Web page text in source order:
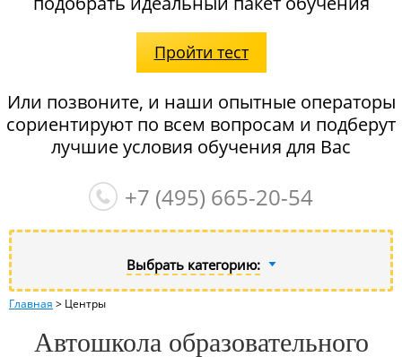
Пройти тест
Или позвоните, и наши опытные операторы
сориентируют по всем вопросам и подберут
лучшие условия обучения для Вас
+7 (495) 665-20-54
Выбрать категорию:
Главная > Центры
Автошкола образовательного